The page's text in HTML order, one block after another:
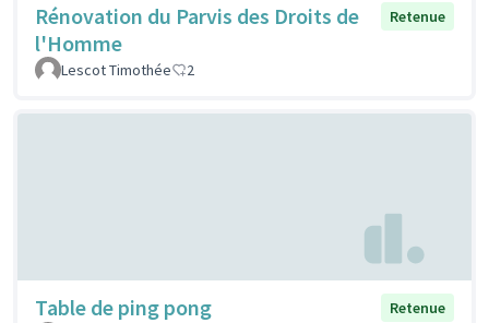
Rénovation du Parvis des Droits de
l'Homme
Retenue
Lescot Timothée 2
Table de ping pong
Retenue